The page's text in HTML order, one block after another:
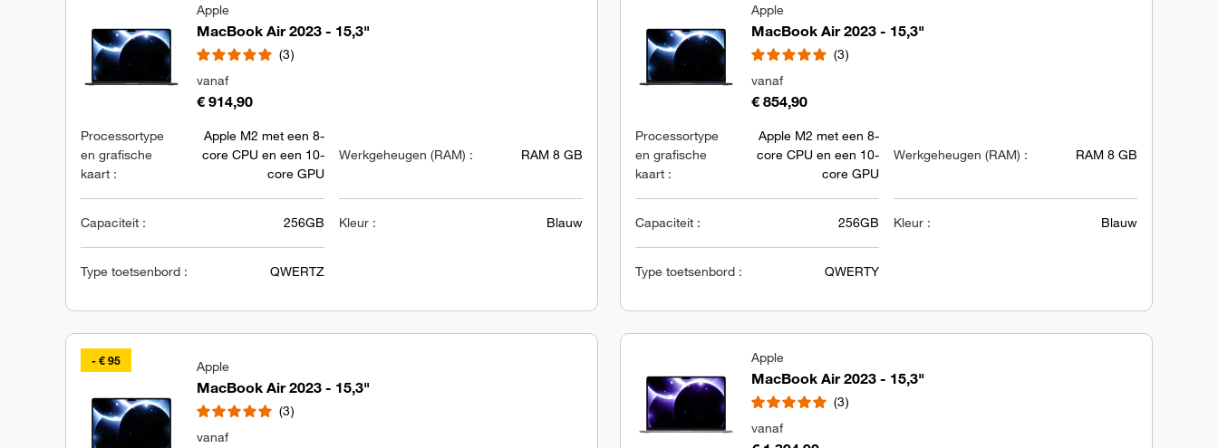
Apple
MacBook Air 2023 - 15,3"
3
vanaf
€ 914,90
Processortype
en grafische
kaart :
Apple M2 met een 8-
core CPU en een 10-
core GPU
Werkgeheugen (RAM) : RAM 8 GB
Capaciteit : 256GB Kleur : Blauw
Type toetsenbord : QWERTZ
Apple
MacBook Air 2023 - 15,3"
3
vanaf
€ 854,90
Processortype
en grafische
kaart :
Apple M2 met een 8-
core CPU en een 10-
core GPU
Werkgeheugen (RAM) : RAM 8 GB
Capaciteit : 256GB Kleur : Blauw
Type toetsenbord : QWERTY
- € 95 Apple
MacBook Air 2023 - 15,3"
3
vanaf
Apple
MacBook Air 2023 - 15,3"
3
vanaf